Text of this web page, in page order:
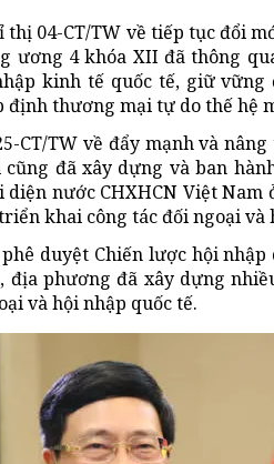
thị 04-CT/TW về tiếp tục đổi
ương 4 khóa XII đã thông
kinh tế quốc tế, giữ
định thương mại tự do thế hệ
CT/TW về đẩy mạnh và
đã xây dựng và ban
diện nước CHXHCN Việt
khai công tác đối ngoại
duyệt Chiến lược hội
địa phương đã xây dựng
và hội nhập quốc tế.